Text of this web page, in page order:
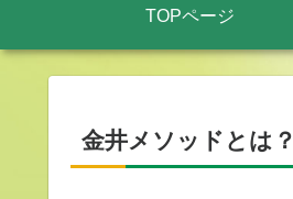
TOPページ
金井メソッドとは？